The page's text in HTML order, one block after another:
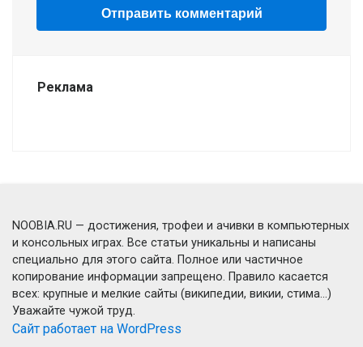
Реклама
NOOBIA.RU — достижения, трофеи и ачивки в компьютерных
и консольных играх. Все статьи уникальны и написаны
специально для этого сайта. Полное или частичное
копирование информации запрещено. Правило касается
всех: крупные и мелкие сайты (википедии, викии, стима...)
Уважайте чужой труд.
Сайт работает на WordPress